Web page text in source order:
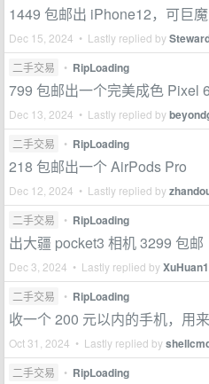
1449 包邮出 iPhone12，可巨
Dec 15, 2024 • Lastly replied by
二手交易 • RipLoading
799 包邮出一个完美成色 Pixel
Dec 13, 2024 • Lastly replied by
二手交易 • RipLoading
218 包邮出一个 AirPods Pro
Dec 12, 2024 • Lastly replied by
二手交易 • RipLoading
出大疆 pocket3 相机 3299 包邮
Dec 3, 2024 • Lastly replied by
二手交易 • RipLoading
收一个 200 元以内的手机，用
Oct 31, 2024 • Lastly replied by
二手交易 • RipLoading